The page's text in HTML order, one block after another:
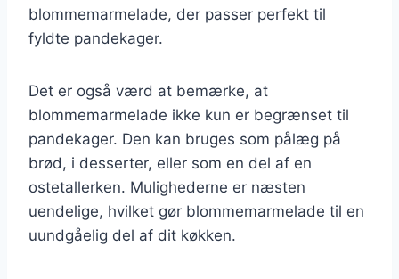
blommemarmelade, der passer perfekt til
fyldte pandekager.
Det er også værd at bemærke, at
blommemarmelade ikke kun er begrænset til
pandekager. Den kan bruges som pålæg på
brød, i desserter, eller som en del af en
ostetallerken. Mulighederne er næsten
uendelige, hvilket gør blommemarmelade til en
uundgåelig del af dit køkken.